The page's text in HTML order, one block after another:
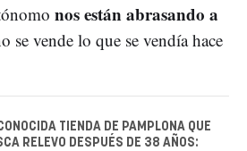
nos están abrasando a
se vende lo que se vendía hace
TIENDA DE PAMPLONA QUE
RELEVO DESPUÉS DE 38 AÑOS: